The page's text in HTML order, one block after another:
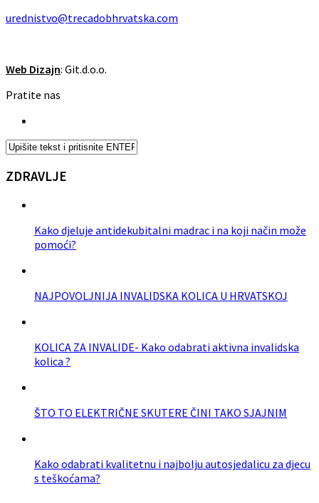
urednistvo@trecadobhrvatska.com
Web Dizajn: Git.d.o.o.
Pratite nas
ZDRAVLJE
Kako djeluje antidekubitalni madrac i na koji način može
pomoći?
NAJPOVOLJNIJA INVALIDSKA KOLICA U HRVATSKOJ
KOLICA ZA INVALIDE- Kako odabrati aktivna invalidska
kolica ?
ŠTO TO ELEKTRIČNE SKUTERE ČINI TAKO SJAJNIM
Kako odabrati kvalitetnu i najbolju autosjedalicu za djecu
s teškoćama?